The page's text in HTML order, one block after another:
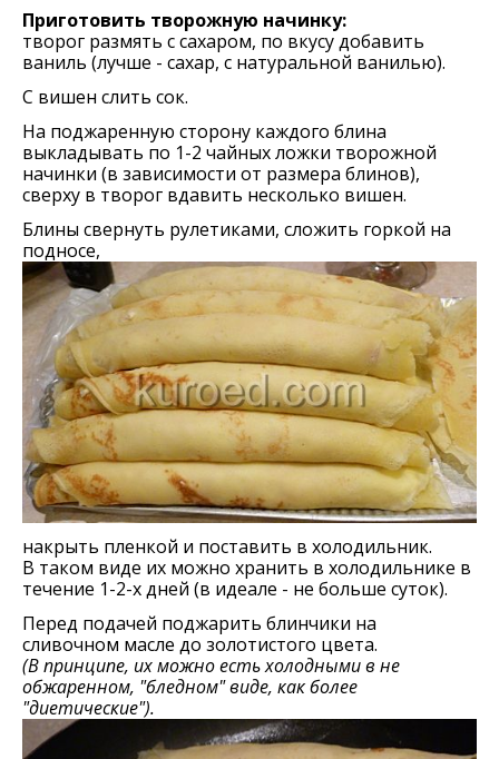
Приготовить творожную начинку:
творог размять с сахаром, по вкусу добавить
ваниль (лучше - сахар, с натуральной ванилью).
С вишен слить сок.
На поджаренную сторону каждого блина
выкладывать по 1-2 чайных ложки творожной
начинки (в зависимости от размера блинов),
сверху в творог вдавить несколько вишен.
Блины свернуть рулетиками, сложить горкой на
подносе,
накрыть пленкой и поставить в холодильник.
В таком виде их можно хранить в холодильнике в
течение 1-2-х дней (в идеале - не больше суток).
Перед подачей поджарить блинчики на
сливочном масле до золотистого цвета.
(В принципе, их можно есть холодными в не
обжаренном, "бледном" виде, как более
"диетические").